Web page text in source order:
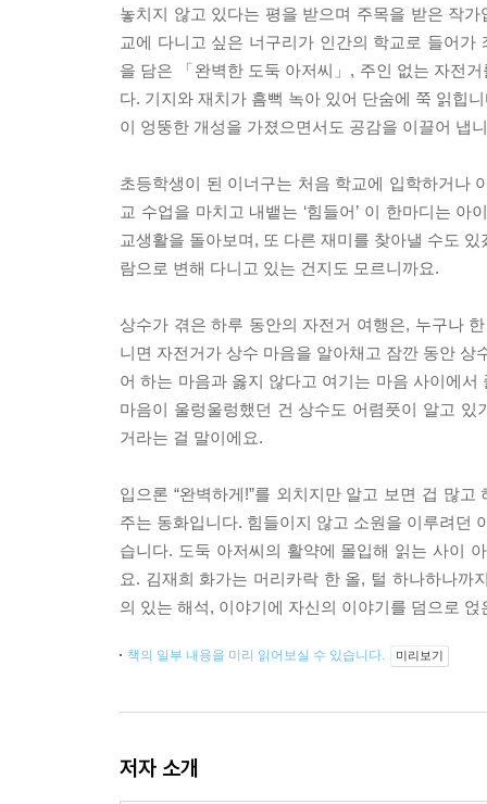
놓치지 않고 있다는 평을 받으며 주목을 받은 작
교에 다니고 싶은 너구리가 인간의 학교로 들어
을 담은 「완벽한 도둑 아저씨」, 주인 없는 자전
다. 기지와 재치가 흠뻑 녹아 있어 단숨에 쭉 읽힙
이 엉뚱한 개성을 가졌으면서도 공감을 이끌어 냅
초등학생이 된 이너구는 처음 학교에 입학하거나
교 수업을 마치고 내뱉는 ‘힘들어’ 이 한마디는
교생활을 돌아보며, 또 다른 재미를 찾아낼 수도
람으로 변해 다니고 있는 건지도 모르니까요.
상수가 겪은 하루 동안의 자전거 여행은, 누구나
니면 자전거가 상수 마음을 알아채고 잠깐 동안
어 하는 마음과 옳지 않다고 여기는 마음 사이에
마음이 울렁울렁했던 건 상수도 어렴풋이 알고
거라는 걸 말이에요.
입으론 “완벽하게!”를 외치지만 알고 보면 겁 많
주는 동화입니다. 힘들이지 않고 소원을 이루려던
습니다. 도둑 아저씨의 활약에 몰입해 읽는 사이
요. 김재희 화가는 머리카락 한 올, 털 하나하나까
의 있는 해석, 이야기에 자신의 이야기를 덤으로
책의 일부 내용을 미리 읽어보실 수 있습니다. 미리보기
저자 소개